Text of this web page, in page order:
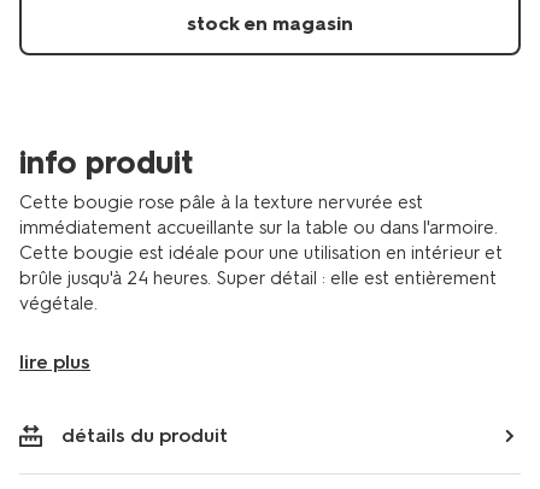
stock en magasin
info produit
Cette bougie rose pâle à la texture nervurée est
immédiatement accueillante sur la table ou dans l'armoire.
Cette bougie est idéale pour une utilisation en intérieur et
brûle jusqu'à 24 heures. Super détail : elle est entièrement
végétale.
lire plus
détails du produit